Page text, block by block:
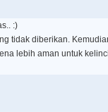
:)
tidak diberikan.
lebih aman untuk